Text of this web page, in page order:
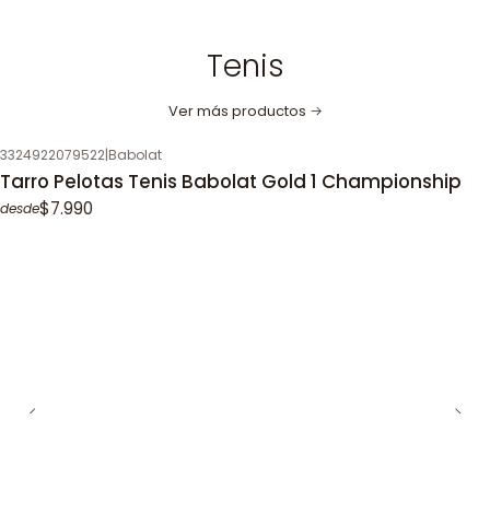
Tenis
Ver más productos
3324922079522|Babolat
Tarro Pelotas Tenis Babolat Gold 1 Championship
desde$7.990